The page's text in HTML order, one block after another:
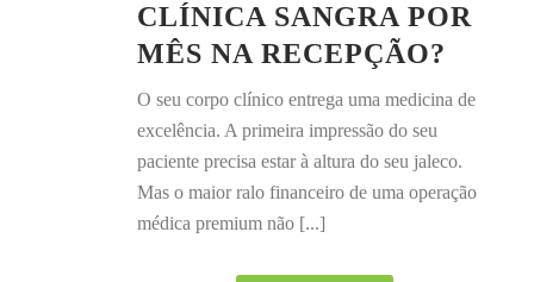
CLÍNICA SANGRA POR
MÊS NA RECEPÇÃO?
O seu corpo clínico entrega uma medicina de
excelência. A primeira impressão do seu
paciente precisa estar à altura do seu jaleco.
Mas o maior ralo financeiro de uma operação
médica premium não [...]